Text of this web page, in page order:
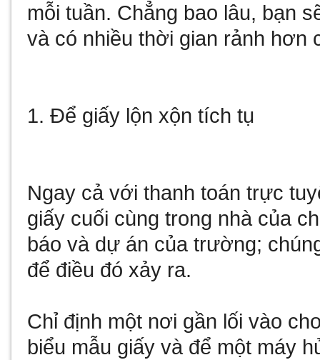
mỗi tuần. Chẳng bao lâu, bạn
và có nhiều thời gian rảnh hơn
1. Để giấy lộn xộn tích tụ
Ngay cả với thanh toán trực
giấy cuối cùng trong nhà của
báo và dự án của trường;
để điều đó xảy ra.
Chỉ định một nơi gần lối vào
biểu mẫu giấy và để một máy